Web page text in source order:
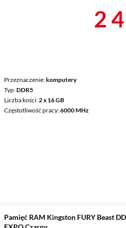
Przeznaczenie komputery
Typ DDR5
Liczba kości 2 x 16 GB
Częstotliwość pracy 6000 MHz
2
Pamięć RAM Kingston FURY Beast